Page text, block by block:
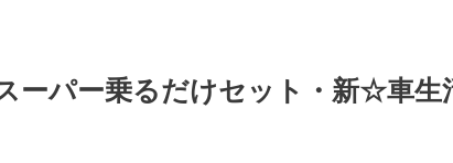
ーパー乗るだけセット・新☆車生